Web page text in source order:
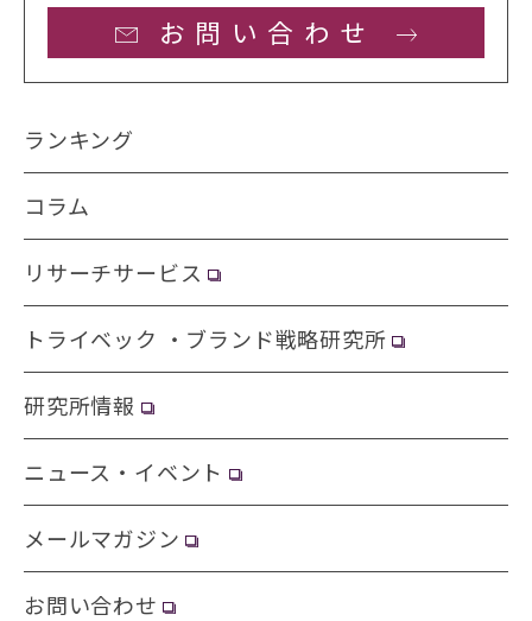
お問い合わせ
ランキング
コラム
リサーチサービス
トライベック ・ブランド戦略研究所
研究所情報
ニュース・イベント
メールマガジン
お問い合わせ